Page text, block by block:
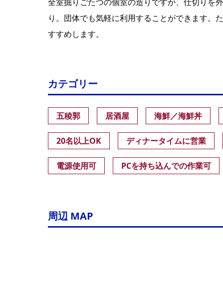
り。団体でも気軽に利用することができます。
すすめします。
カテゴリー
五稜郭 居酒屋 海鮮／海鮮丼
20名以上OK ディナータイムに営業
電源使用可 PCを持ち込んでの作業可
周辺 MAP